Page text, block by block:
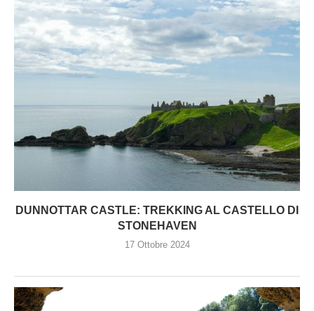
DUNNOTTAR CASTLE: TREKKING AL CASTELLO DI
STONEHAVEN
17 Ottobre 2024